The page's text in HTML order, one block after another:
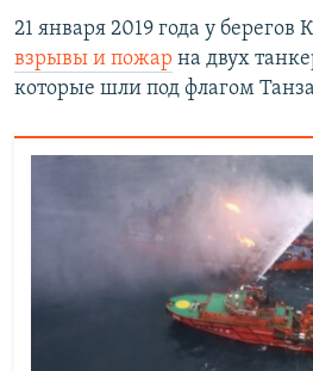
21 января 2019 года у
взрывы и пожар на двух
которые шли под флагом